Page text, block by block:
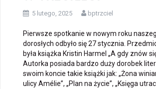
5 lutego, 2025 bptrzciel
Pierwsze spotkanie w nowym roku
dorosłych odbyło się 27 stycznia.
była książka Kristin Harmel „A gdy znów
Autorka posiada bardzo duży dorobek
swoim koncie takie książki jak: „Żona
ulicy Amélie”, „Plan na życie”, „Księga